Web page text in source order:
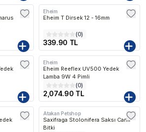
Eheim
Eheim T Dirsek 12 - 16mm
(0)
339.90 TL
Kargo Bedava
Eheim
Eheim Reeflex UV500 Yedek
Lamba 9W 4 Pimli
(0)
2,074.90 TL
Atakan Petshop
Saxifraga Stolonifera Saksı Canlı
Bitki